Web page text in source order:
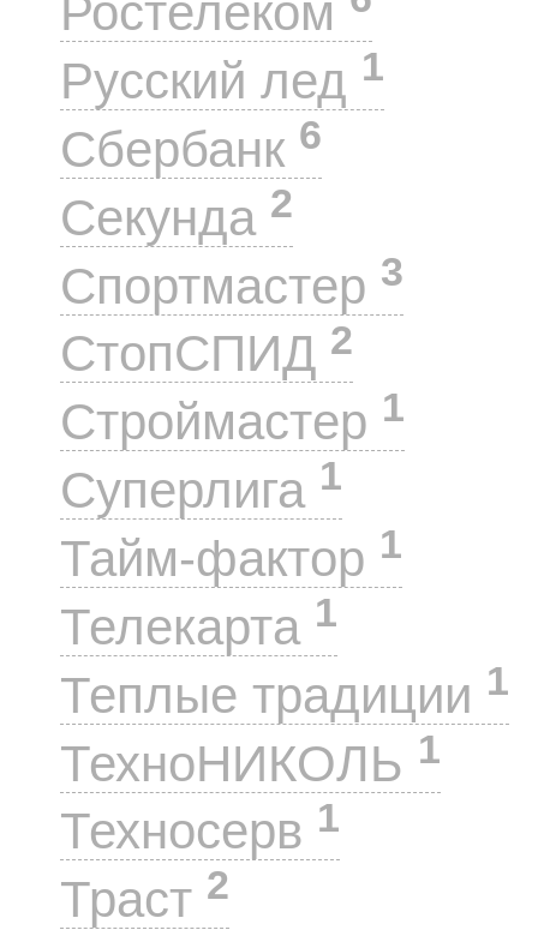
Ростелеком
Русский лед 1
Сбербанк 6
Секунда 2
Спортмастер 3
СтопСПИД 2
Строймастер 1
Суперлига 1
Тайм-фактор 1
Телекарта 1
Теплые традиции 1
ТехноНИКОЛЬ 1
Техносерв 1
Траст 2